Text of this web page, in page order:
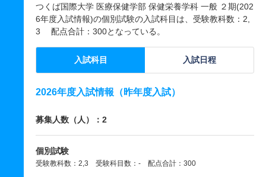
つくば国際大学 医療保健学部 保健栄養学科 一般 ２期(202
6年度入試情報)の個別試験の入試科目は、受験教科数：2,
3 配点合計：300となっている。
入試科目 入試日程
2026年度入試情報（昨年度入試）
募集人数（人）：2
個別試験
受験教科数：2,3 受験科目数：- 配点合計：300